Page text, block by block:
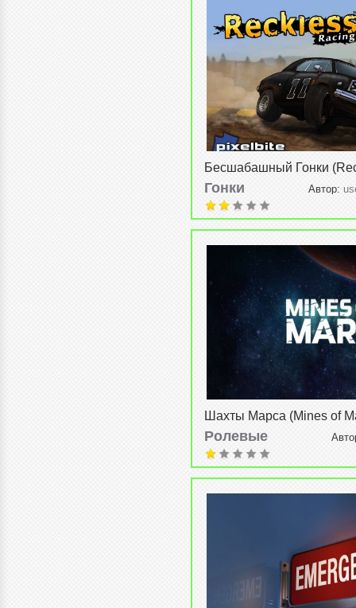
Бесшабашный Гонки
Racing) v1.0.8
Гонки Автор:
2015, 20:57
Шахты Марса (Mines of
v1.0800
Ролевые
08-2015, 20:49